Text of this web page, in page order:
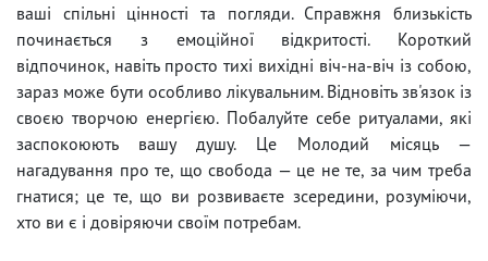
ваші спільні цінності та погляди. Справжня близькість
починається з емоційної відкритості. Короткий
відпочинок, навіть просто тихі вихідні віч-на-віч із собою,
зараз може бути особливо лікувальним. Відновіть зв'язок із
своєю творчою енергією. Побалуйте себе ритуалами, які
заспокоюють вашу душу. Це Молодий місяць —
нагадування про те, що свобода — це не те, за чим треба
гнатися; це те, що ви розвиваєте зсередини, розуміючи,
хто ви є і довіряючи своїм потребам.